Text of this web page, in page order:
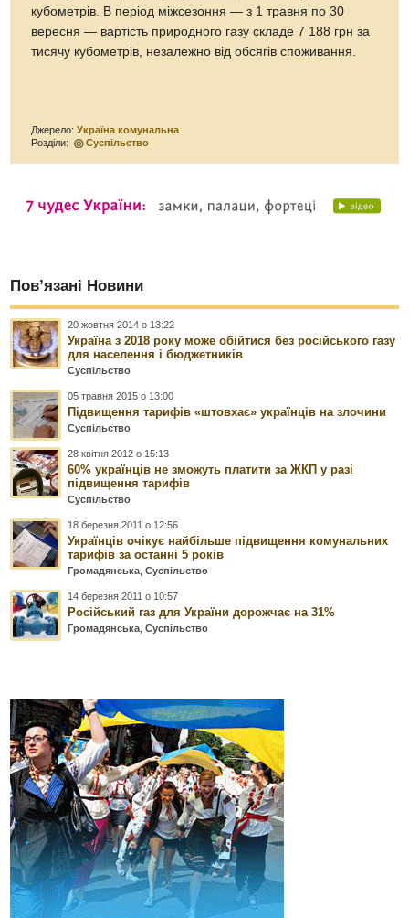
кубометрів. В період міжсезоння — з 1 травня по 30
вересня — вартість природного газу складе 7 188 грн за
тисячу кубометрів, незалежно від обсягів споживання.
Джерело:Україна комунальна
Розділи:
Суспільство
Пов’язані Новини
20 жовтня 2014 о 13:22
Україна з 2018 року може обійтися без російського газу
для населення і бюджетників
Суспільство
05 травня 2015 о 13:00
Підвищення тарифів «штовхає» українців на злочини
Суспільство
28 квітня 2012 о 15:13
60% українців не зможуть платити за ЖКП у разі
підвищення тарифів
Суспільство
18 березня 2011 о 12:56
Українців очікує найбільше підвищення комунальних
тарифів за останні 5 років
Громадянська ,Суспільство
14 березня 2011 о 10:57
Російський газ для України дорожчає на 31%
Громадянська ,Суспільство